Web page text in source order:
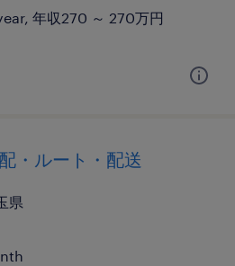
年収270 ～ 270万円
・ルート・配送
県